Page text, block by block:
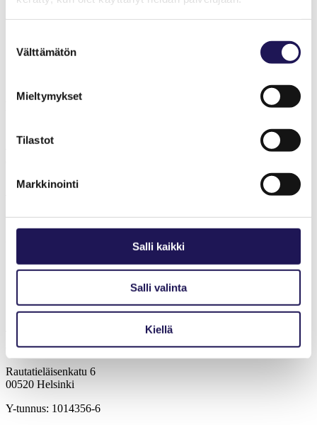
valinta
Välttämätön
Mieltymykset
Tilastot
Markkinointi
Salli kaikki
Salli valinta
Kiellä
Ryhmäpotilasvakuutus
Ammattihenkilön vastuu- ja
Toimintaterapeuttiliitto on toimintaterapeuttien ja alan opiskelijoiden
edunvalvoja. TOI on vahva toimija – yhdessä jäsentensä kanssa.
Rautatieläisenkatu 6
00520 Helsinki
Y-tunnus: 1014356-6